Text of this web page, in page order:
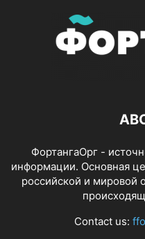
ФортангаОрг -
информации. Основная
российской и мировой
Contact us: